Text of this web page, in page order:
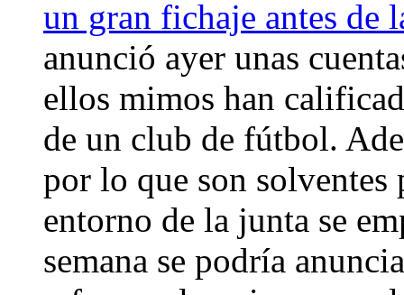
un gran fichaje antes de
anunció ayer unas
ellos mimos han
de un club de fútbol.
por lo que son
entorno de la junta se
semana se podría